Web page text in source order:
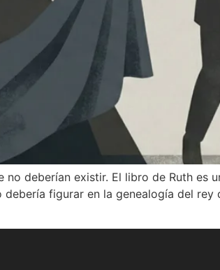
no deberían existir. El libro de Ruth
figurar en la genealogía del rey